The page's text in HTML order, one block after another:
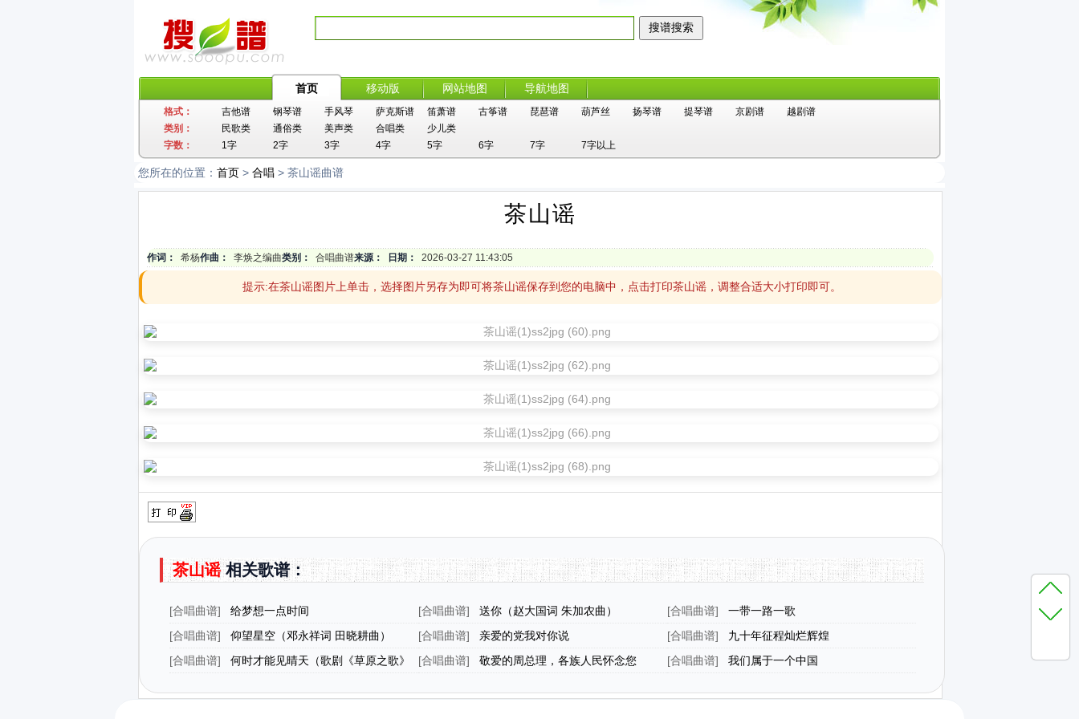
首页 移动版 网站地图 导航地图
格式： 吉他谱 钢琴谱 手风琴 萨克斯谱 笛萧谱 古筝谱 琵琶谱 葫芦丝 扬琴谱 提琴谱 京剧谱
越剧谱
类别：
民歌类 通俗类 美声类 合唱类
少儿类
字数：
1字 2字 3字 4字 5字 6字 7字 7字以上
您所在的位置： 首页 > 合唱 > 茶山谣曲谱
茶山谣
作词： 希杨作曲： 李焕之编曲类别： 合唱曲谱来源： 日期： 2026-03-27 11:43:05
提示:在茶山谣图片上单击，选择图片另存为即可将茶山谣保存到您的电脑中，点击打印茶山谣，调整合适大小打印即可。
茶山谣相关歌谱：
[合唱曲谱] 给梦想一点时间 [合唱曲谱] 送你（赵大国词 朱加农曲） [合唱曲谱]
一带一路一歌
[合唱曲谱] 仰望星空（邓永祥词 田晓耕曲） [合唱曲谱] 亲爱的党我对你说 [合唱曲谱]
九十年征程灿烂辉煌
[合唱曲谱]
何时才能见晴天（歌剧《草原之歌》
[合唱曲谱] 敬爱的周总理，各族人民怀念您 [合唱曲谱] 我们属于一个中国